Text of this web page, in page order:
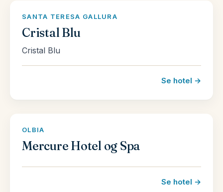
SANTA TERESA GALLURA
Cristal Blu
Cristal Blu
Se hotel →
OLBIA
Mercure Hotel og Spa
Se hotel →